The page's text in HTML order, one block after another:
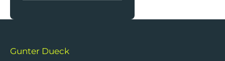
Gunter Dueck